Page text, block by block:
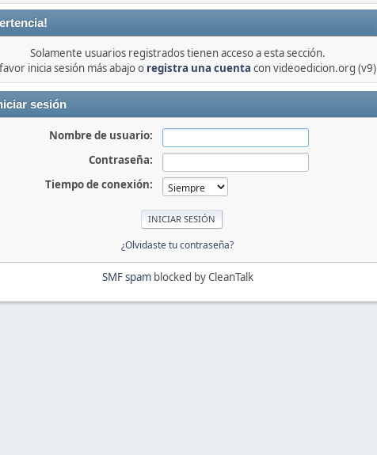
Solamente usuarios registrados tienen acceso a esta sección.
inicia sesión más abajo o registra una cuenta con videoedicion.org (v9)
sesión
Nombre de usuario:
Contraseña:
Tiempo de conexión:
¿Olvidaste tu contraseña?
SMF spamblocked by CleanTalk